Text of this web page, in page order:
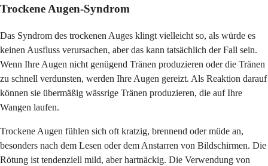
Trockene Augen-Syndrom
Das Syndrom des trockenen Auges klingt vielleicht so, als würde es
keinen Ausfluss verursachen, aber das kann tatsächlich der Fall sein.
Wenn Ihre Augen nicht genügend Tränen produzieren oder die Tränen
zu schnell verdunsten, werden Ihre Augen gereizt. Als Reaktion darauf
können sie übermäßig wässrige Tränen produzieren, die auf Ihre
Wangen laufen.
Trockene Augen fühlen sich oft kratzig, brennend oder müde an,
besonders nach dem Lesen oder dem Anstarren von Bildschirmen. Die
Rötung ist tendenziell mild, aber hartnäckig. Die Verwendung von